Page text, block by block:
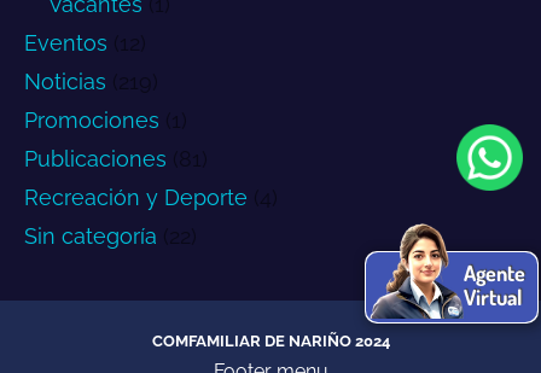
Eventos (12)
Noticias (219)
Promociones (1)
Publicaciones (81)
Recreación y Deporte (4)
Sin categoría (22)
COMFAMILIAR DE NARIÑO 2024
Agente
Virtual